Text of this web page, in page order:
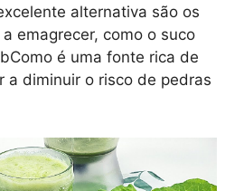
alternativa são os
emagrecer, como o suco
é uma fonte rica de
a diminuir o risco de pedras